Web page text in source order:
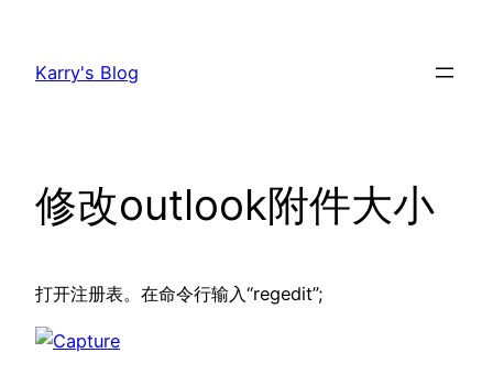
Karry's Blog
修改outlook附件大小
打开注册表。在命令行输入“regedit”;